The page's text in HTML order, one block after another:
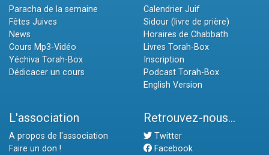
Paracha de la semaine
Fêtes Juives
News
Cours Mp3-Vidéo
Yéchiva Torah-Box
Dédicacer un cours
Calendrier Juif
Sidour (livre de prière)
Horaires de Chabbath
Livres Torah-Box
Inscription
Podcast Torah-Box
English Version
L'association
A propos de l'association
Faire un don !
Retrouvez-nous...
Twitter
Facebook